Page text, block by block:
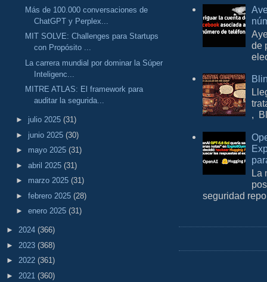
Más de 100.000 conversaciones de
ChatGPT y Perplex...
MIT SOLVE: Challenges para Startups
con Propósito ...
La carrera mundial por dominar la Súper
Inteligenc...
MITRE ATLAS: El framework para
auditar la segurida...
► julio 2025 (31)
► junio 2025 (30)
► mayo 2025 (31)
► abril 2025 (31)
► marzo 2025 (31)
► febrero 2025 (28)
► enero 2025 (31)
► 2024 (366)
► 2023 (368)
► 2022 (361)
► 2021 (360)
de
,
La
seguridad